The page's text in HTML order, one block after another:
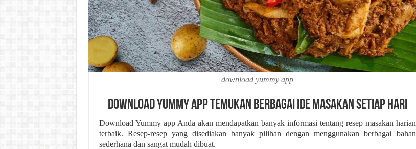
download yummy app
Download Yummy App Temukan Berbagai Ide Masakan Setiap Hari
Download Yummy app Anda akan mendapatkan banyak informasi tentang resep masakan harian
terbaik. Resep-resep yang disediakan banyak pilihan dengan menggunakan berbagai bahan
sederhana dan sangat mudah dibuat.